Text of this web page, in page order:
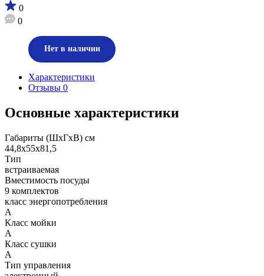
0
0
Нет в наличии
Характеристики
Отзывы 0
Основные характеристики
Габариты (ШхГхВ) см
44,8х55х81,5
Тип
встраиваемая
Вместимость посуды
9 комплектов
класс энергопотребления
А
Класс мойки
А
Класс сушки
А
Тип управления